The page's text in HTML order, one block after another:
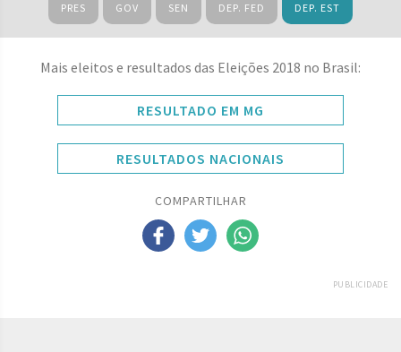
PRES GOV SEN DEP. FED DEP. EST
Mais eleitos e resultados das Eleições 2018 no Brasil:
RESULTADO EM MG
RESULTADOS NACIONAIS
COMPARTILHAR
PUBLICIDADE